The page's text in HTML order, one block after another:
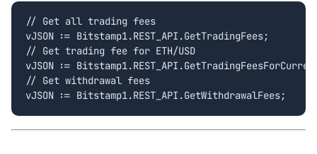
// Get all trading fees
vJSON := Bitstamp1.REST_API.GetTradingFees;
// Get trading fee for ETH/USD
vJSON :=
// Get withdrawal fees
vJSON := Bitstamp1.REST_API.GetWithdrawalFees;